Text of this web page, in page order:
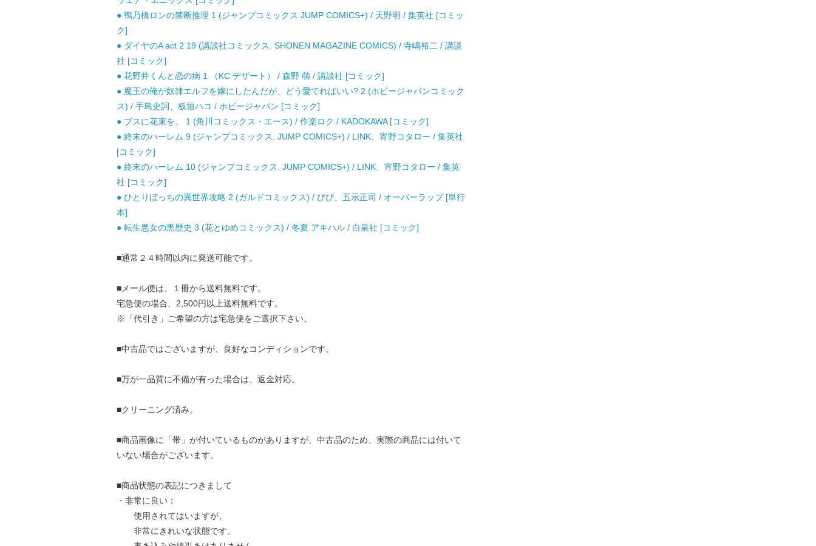
● 鴨乃橋ロンの禁断推理 1 (ジャンプコミックス JUMP COMICS+) / 天野明 / 集英社 [コミッ
ク]
● ダイヤのA act 2 19 (講談社コミックス. SHONEN MAGAZINE COMICS) / 寺嶋裕二 / 講談
社 [コミック]
● 花野井くんと恋の病 1 （KC デザート） / 森野 萌 / 講談社 [コミック]
● 魔王の俺が奴隷エルフを嫁にしたんだが、どう愛でればいい? 2 (ホビージャパンコミック
ス) / 手島史詞、板垣ハコ / ホビージャパン [コミック]
● ブスに花束を。 1 (角川コミックス・エース) / 作楽ロク / KADOKAWA [コミック]
● 終末のハーレム 9 (ジャンプコミックス. JUMP COMICS+) / LINK、宵野コタロー / 集英社
[コミック]
● 終末のハーレム 10 (ジャンプコミックス. JUMP COMICS+) / LINK、宵野コタロー / 集英
社 [コミック]
● ひとりぼっちの異世界攻略 2 (ガルドコミックス) / びび、五示正司 / オーバーラップ [単行
本]
● 転生悪女の黒歴史 3 (花とゆめコミックス) / 冬夏 アキハル / 白泉社 [コミック]
■通常２４時間以内に発送可能です。
■メール便は、１冊から送料無料です。
宅急便の場合、2,500円以上送料無料です。
※「代引き」ご希望の方は宅急便をご選択下さい。
■中古品ではございますが、良好なコンディションです。
■万が一品質に不備が有った場合は、返金対応。
■クリーニング済み。
■商品画像に「帯」が付いているものがありますが、中古品のため、実際の商品には付いて
いない場合がございます。
■商品状態の表記につきまして
・非常に良い：
使用されてはいますが、
非常にきれいな状態です。